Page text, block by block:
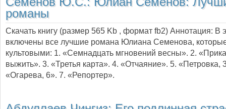
романы
Скачать книгу (размер 565 Kb , формат fb2) Аннотация: В
включены все лучшие романа Юлиана Семенова,
культовыми: 1. «Семнадцать мгновений весны». 2.
выжить». 3. «Третья карта». 4. «Отчаяние». 5. «Петровка,
«Огарева, 6». 7. «Репортер».